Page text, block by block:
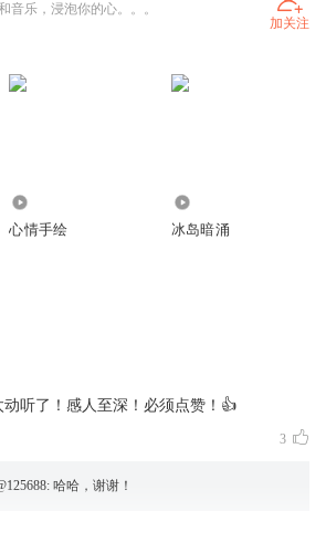
音乐，浸泡你的心。。。
加关注
心情手绘 冰岛暗涌
听了！感人至深！必须点赞！👍
3
125688: 哈哈，谢谢！